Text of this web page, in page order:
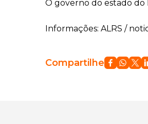
O governo do estado do
Informações: ALRS /
Compartilhe